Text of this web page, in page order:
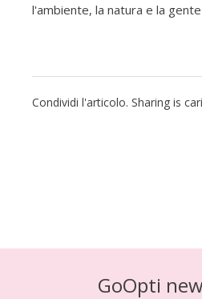
l'ambiente, la natura e la gente
Condividi l'articolo. Sharing is
GoOpti